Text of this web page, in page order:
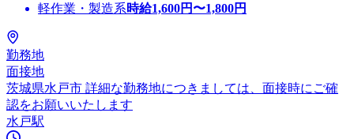
軽作業・製造系時給1,600円〜1,800円
勤務地
面接地
茨城県水戸市 詳細な勤務地につきましては、面接時にご確
認をお願いいたします
水戸駅